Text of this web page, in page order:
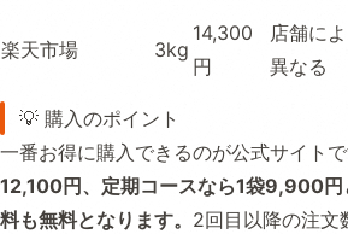
楽天市場 3kg
14,300
円
店舗によ
異なる
💡 購入のポイント
一番お得に購入できるのが公式サイトで
12,100円、定期コースなら1袋9,900円
料も無料となります。 2回目以降の注文